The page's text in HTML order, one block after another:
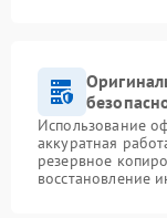
Использование
аккуратная
резервное
восстановление